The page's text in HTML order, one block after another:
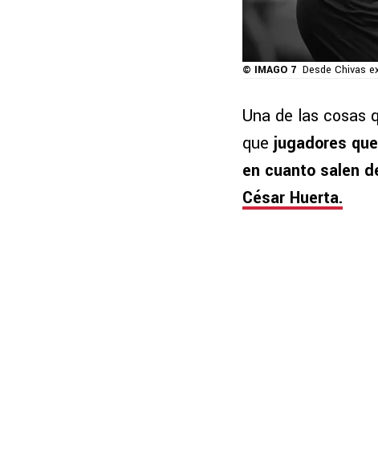
© IMAGO 7 Desde Chivas
Una de las cosas
que jugadores
en cuanto salen
César Huerta.